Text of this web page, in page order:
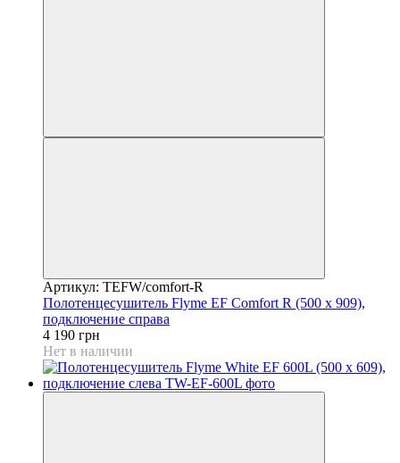
Артикул: TEFW/comfort-R
Полотенцесушитель Flyme EF Comfort R (500 х 909),
подключение справа
4 190 грн
Нет в наличии